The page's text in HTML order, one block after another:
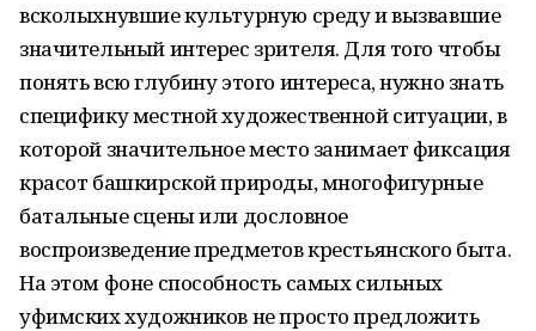
всколыхнувшие культурную среду и вызвавшие
значительный интерес зрителя. Для того чтобы
понять всю глубину этого интереса, нужно знать
специфику местной художественной ситуации, в
которой значительное место занимает фиксация
красот башкирской природы, многофигурные
батальные сцены или дословное
воспроизведение предметов крестьянского быта.
На этом фоне способность самых сильных
уфимских художников не просто предложить